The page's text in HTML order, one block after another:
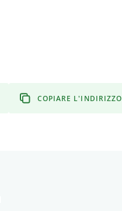
COPIARE L'INDIRIZZO